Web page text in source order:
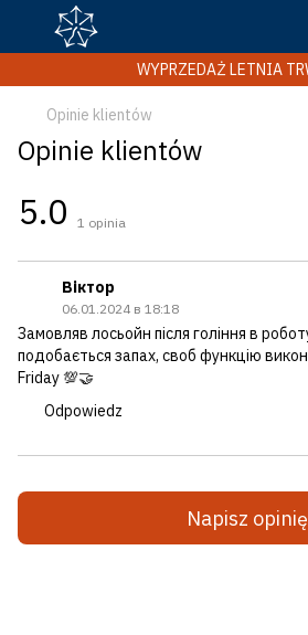
WYPRZEDAŻ LETNIA
Opinie klientów
Opinie klientów
5.0 1 opinia
Віктор
06.01.2024 в 18:18
Замовляв лосьойн після гоління в
подобається запах, своб функцію
Friday 💯🤝
Odpowiedz
Napisz opinię